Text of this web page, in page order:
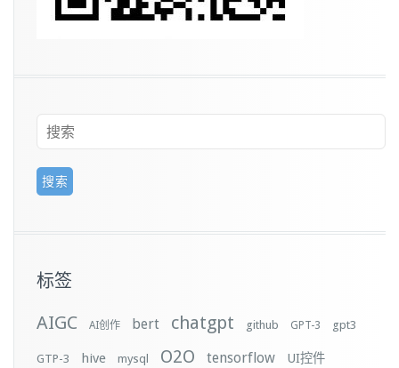
标签
AIGC
AI创作 bert chatgpt github GPT-3 gpt3
GTP-3 hive mysql O2O tensorflow UI控件